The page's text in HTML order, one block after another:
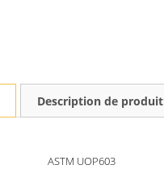
Description de produit
ASTM UOP603